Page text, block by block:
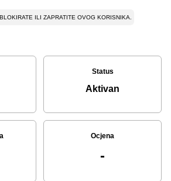
ILI ZAPRATITE OVOG KORISNIKA.
Status
Aktivan
Ocjena
-